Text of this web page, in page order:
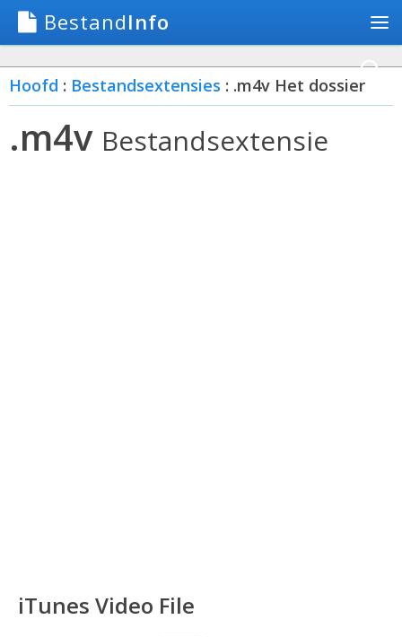
BestandInfo
Hoofd : Bestandsextensies : .m4v Het dossier
.m4v Bestandsextensie
iTunes Video File